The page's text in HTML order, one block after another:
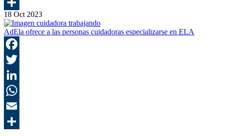
18 Oct 2023
AdEla ofrece a las personas cuidadoras especializarse en ELA